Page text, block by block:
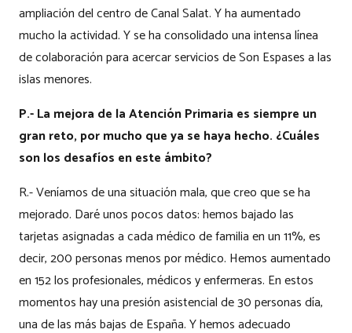
ampliación del centro de Canal Salat. Y ha aumentado
mucho la actividad. Y se ha consolidado una intensa línea
de colaboración para acercar servicios de Son Espases a las
islas menores.
P.- La mejora de la Atención Primaria es siempre un
gran reto, por mucho que ya se haya hecho. ¿Cuáles
son los desafíos en este ámbito?
R.- Veníamos de una situación mala, que creo que se ha
mejorado. Daré unos pocos datos: hemos bajado las
tarjetas asignadas a cada médico de familia en un 11%, es
decir, 200 personas menos por médico. Hemos aumentado
en 152 los profesionales, médicos y enfermeras. En estos
momentos hay una presión asistencial de 30 personas día,
una de las más bajas de España. Y hemos adecuado